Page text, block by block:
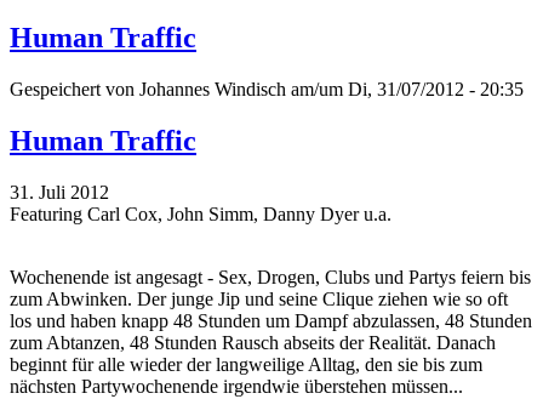
Human Traffic
Gespeichert von Johannes Windisch am/um Di, 31/07/2012 - 20:35
Human Traffic
31. Juli 2012
Featuring Carl Cox, John Simm, Danny Dyer u.a.
Wochenende ist angesagt - Sex, Drogen, Clubs und Partys feiern bis
zum Abwinken. Der junge Jip und seine Clique ziehen wie so oft
los und haben knapp 48 Stunden um Dampf abzulassen, 48 Stunden
zum Abtanzen, 48 Stunden Rausch abseits der Realität. Danach
beginnt für alle wieder der langweilige Alltag, den sie bis zum
nächsten Partywochenende irgendwie überstehen müssen...